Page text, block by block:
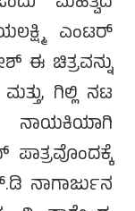
ಎಂಟರ್
ಈ ಚಿತ್ರವನ್ನು
ಗಿಲ್ಲಿ ನಟ
ನಾಯಕಿಯಾಗಿ
ಪಾತ್ರವೊಂದಕ್ಕೆ
ನಾಗಾರ್ಜುನ